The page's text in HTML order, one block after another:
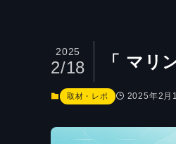
「 マリ
2025
2/18
取材・レポ 2025年2月